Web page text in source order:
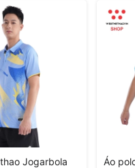
Jogarbola
Áo